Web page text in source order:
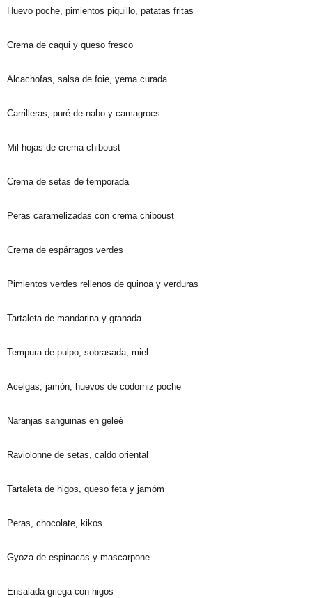
Huevo poche, pimientos piquillo, patatas fritas
Crema de caqui y queso fresco
Alcachofas, salsa de foie, yema curada
Carrilleras, puré de nabo y camagrocs
Mil hojas de crema chiboust
Crema de setas de temporada
Peras caramelizadas con crema chiboust
Crema de espárragos verdes
Pimientos verdes rellenos de quinoa y verduras
Tartaleta de mandarina y granada
Tempura de pulpo, sobrasada, miel
Acelgas, jamón, huevos de codorniz poche
Naranjas sanguinas en geleé
Raviolonne de setas, caldo oriental
Tartaleta de higos, queso feta y jamóm
Peras, chocolate, kikos
Gyoza de espinacas y mascarpone
Ensalada griega con higos